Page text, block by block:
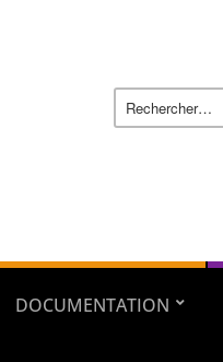
DOCUMENTATION